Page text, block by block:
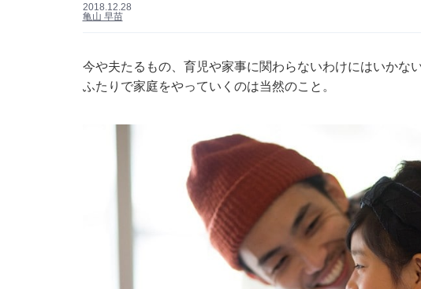
2018.12.28
亀山 早苗
今や夫たるもの、育児や家事に関わらないわけにはいかな
ふたりで家庭をやっていくのは当然のこと。